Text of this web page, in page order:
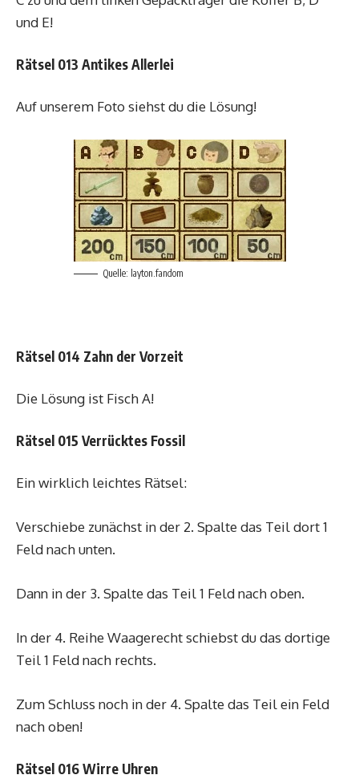
und E!
Rätsel 013 Antikes Allerlei
Auf unserem Foto siehst du die Lösung!
Quelle: layton.fandom
Rätsel 014 Zahn der Vorzeit
Die Lösung ist Fisch A!
Rätsel 015 Verrücktes Fossil
Ein wirklich leichtes Rätsel:
Verschiebe zunächst in der 2. Spalte das Teil dort 1
Feld nach unten.
Dann in der 3. Spalte das Teil 1 Feld nach oben.
In der 4. Reihe Waagerecht schiebst du das dortige
Teil 1 Feld nach rechts.
Zum Schluss noch in der 4. Spalte das Teil ein Feld
nach oben!
Rätsel 016 Wirre Uhren